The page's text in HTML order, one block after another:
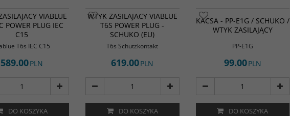
VIABLUE
POWER PLUG IEC
C15
T6s IEC C15
589.00PLN
DO KOSZYKA
WTYK ZASILAJACY VIABLUE
T6S POWER PLUG -
SCHUKO (EU)
T6s Schutzkontakt
619.00PLN
DO KOSZYKA
KACSA - PP-E1G / SCHUKO /
WTYK ZASILAJĄCY
PP-E1G
99.00PLN
DO KOSZYKA